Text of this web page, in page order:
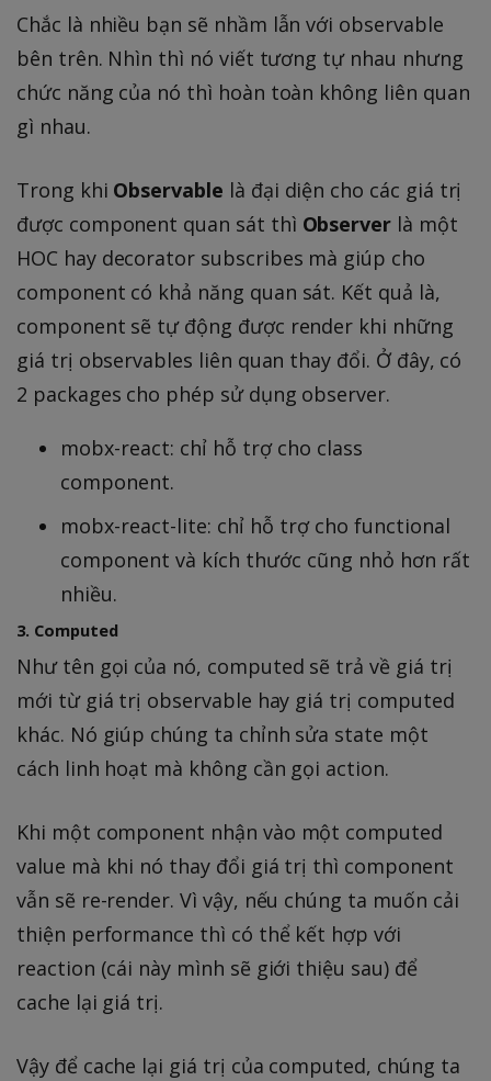
Chắc là nhiều bạn sẽ nhầm lẫn với observable
bên trên. Nhìn thì nó viết tương tự nhau nhưng
chức năng của nó thì hoàn toàn không liên quan
gì nhau.
Trong khi Observable là đại diện cho các giá trị
được component quan sát thì Observer là một
HOC hay decorator subscribes mà giúp cho
component có khả năng quan sát. Kết quả là,
component sẽ tự động được render khi những
giá trị observables liên quan thay đổi. Ở đây, có
2 packages cho phép sử dụng observer.
mobx-react: chỉ hỗ trợ cho class
component.
mobx-react-lite: chỉ hỗ trợ cho functional
component và kích thước cũng nhỏ hơn rất
nhiều.
3. Computed
Như tên gọi của nó, computed sẽ trả về giá trị
mới từ giá trị observable hay giá trị computed
khác. Nó giúp chúng ta chỉnh sửa state một
cách linh hoạt mà không cần gọi action.
Khi một component nhận vào một computed
value mà khi nó thay đổi giá trị thì component
vẫn sẽ re-render. Vì vậy, nếu chúng ta muốn cải
thiện performance thì có thể kết hợp với
reaction (cái này mình sẽ giới thiệu sau) để
cache lại giá trị.
Vậy để cache lại giá trị của computed, chúng ta